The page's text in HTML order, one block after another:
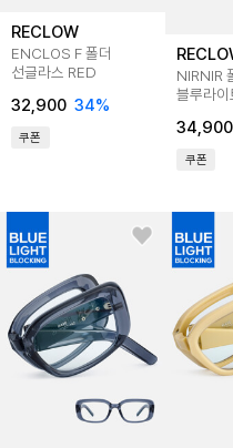
RECLOW
ENCLOS F 폴더
선글라스 RED
32,900 34%
쿠폰
NIRNIR
블루라
34,900
쿠폰